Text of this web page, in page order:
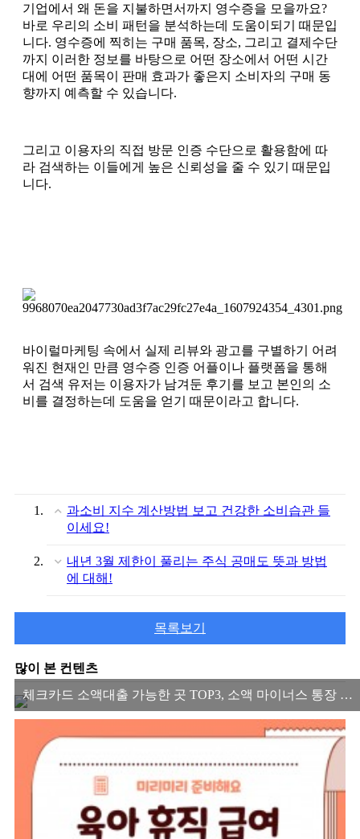
기업에서 왜 돈을 지불하면서까지 영수증을 모을까요?
바로 우리의 소비 패턴을 분석하는데 도움이되기 때문입
니다. 영수증에 찍히는 구매 품목, 장소, 그리고 결제수단
까지 이러한 정보를 바탕으로 어떤 장소에서 어떤 시간
대에 어떤 품목이 판매 효과가 좋은지 소비자의 구매 동
향까지 예측할 수 있습니다.
그리고 이용자의 직접 방문 인증 수단으로 활용함에 따
라 검색하는 이들에게 높은 신뢰성을 줄 수 있기 때문입
니다.
바이럴마케팅 속에서 실제 리뷰와 광고를 구별하기 어려
워진 현재인 만큼 영수증 인증 어플이나 플랫폼을 통해
서 검색 유저는 이용자가 남겨둔 후기를 보고 본인의 소
비를 결정하는데 도움을 얻기 때문이라고 합니다.
과소비 지수 계산방법 보고 건강한 소비습관 들
이세요!
내년 3월 제한이 풀리는 주식 공매도 뜻과 방법
에 대해!
목록보기
많이 본 컨텐츠
체크카드 소액대출 가능한 곳 TOP3, 소액 마이너스 통장 2022 ver.